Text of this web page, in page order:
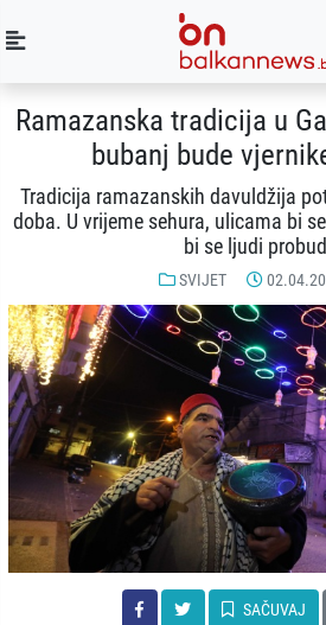
Ramazanska tradicija u
bubanj bude
Tradicija ramazanskih davuldžija
doba. U vrijeme sehura, ulicama bi
bi se ljudi
SVIJET
SAČUVAJ